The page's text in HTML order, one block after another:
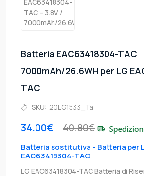
Batteria EAC63418304-TAC
7000mAh/26.6WH per LG
TAC
SKU: 20LG1533_Ta
34.00€ 40.80€
Batteria sostitutiva - Batteria per
EAC63418304-TAC
LG EAC63418304-TAC Batteria di